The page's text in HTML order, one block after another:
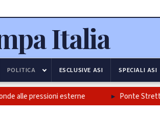
POLITICA ESCLUSIVE ASI SPECIALI ASI
pressioni esterne Ponte Stretto: